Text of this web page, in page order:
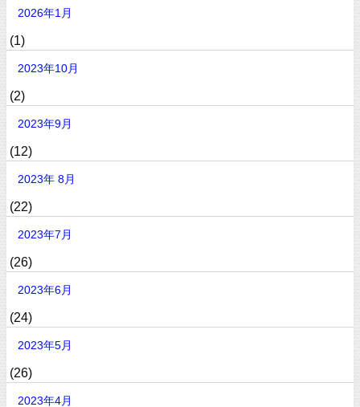
2026年1月
(1)
2023年10月
(2)
2023年9月
(12)
2023年 8月
(22)
2023年7月
(26)
2023年6月
(24)
2023年5月
(26)
2023年4月